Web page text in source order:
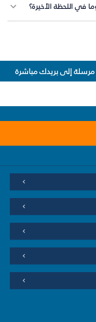
في اللحظة الأخيرة؟
إلى بريدك مباشرة